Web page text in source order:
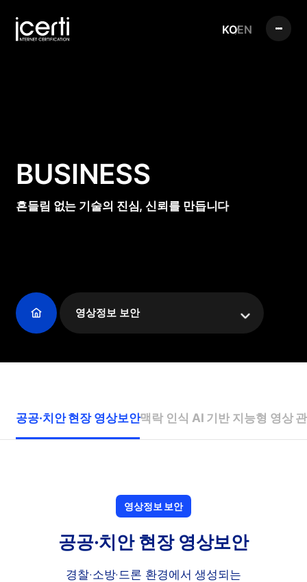
KOEN
BUSINESS
흔들림 없는 기술의 진심, 신뢰를 만듭니다
영상정보 보안
공공·치안 현장 영상보안맥락 인식 AI 기반 지능형 영상
영상정보 보안
공공·치안 현장 영상보안
경찰·소방·드론 환경에서 생성되는